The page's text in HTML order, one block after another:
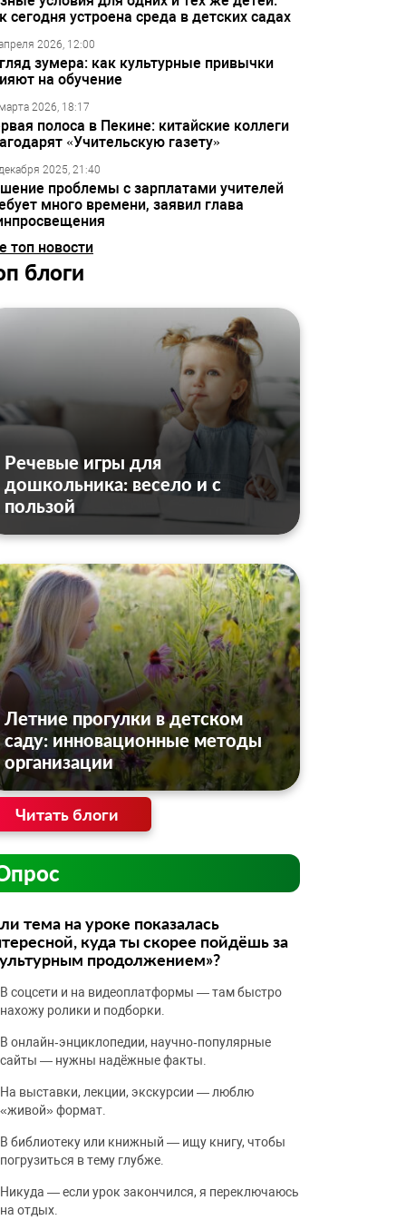
сегодня устроена среда в детских садах
2026, 12:00
зумера: как культурные привычки
на обучение
2026, 18:17
полоса в Пекине: китайские коллеги
«Учительскую газету»
2025, 21:40
проблемы с зарплатами учителей
много времени, заявил глава
топ новости
блоги
Речевые игры для
дошкольника: весело и с
пользой
Летние прогулки в детском
саду: инновационные методы
организации
Читать блоги
тема на уроке показалась
куда ты скорее пойдёшь за
продолжением»?
В соцсети и на видеоплатформы — там быстро
нахожу ролики и подборки.
В онлайн‑энциклопедии, научно‑популярные
сайты — нужны надёжные факты.
На выставки, лекции, экскурсии — люблю
«живой» формат.
В библиотеку или книжный — ищу книгу, чтобы
погрузиться в тему глубже.
Никуда — если урок закончился, я переключаюсь
на отдых.